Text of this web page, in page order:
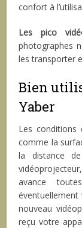
confort à
Les pico
photographes
les transporter
Bien
Yaber
Les conditions
comme la
la distance
avance
éventuellement
nouveau
reçu votre